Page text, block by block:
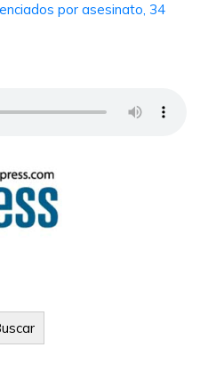
por asesinato, 34